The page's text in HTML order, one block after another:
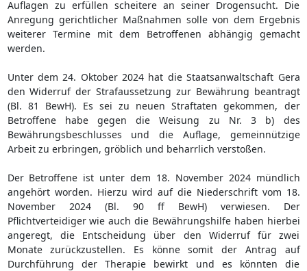
Auflagen zu erfüllen scheitere an seiner Drogensucht. Die
Anregung gerichtlicher Maßnahmen solle von dem Ergebnis
weiterer Termine mit dem Betroffenen abhängig gemacht
werden.
Unter dem 24. Oktober 2024 hat die Staatsanwaltschaft Gera
den Widerruf der Strafaussetzung zur Bewährung beantragt
(Bl. 81 BewH). Es sei zu neuen Straftaten gekommen, der
Betroffene habe gegen die Weisung zu Nr. 3 b) des
Bewährungsbeschlusses und die Auflage, gemeinnützige
Arbeit zu erbringen, gröblich und beharrlich verstoßen.
Der Betroffene ist unter dem 18. November 2024 mündlich
angehört worden. Hierzu wird auf die Niederschrift vom 18.
November 2024 (Bl. 90 ff BewH) verwiesen. Der
Pflichtverteidiger wie auch die Bewährungshilfe haben hierbei
angeregt, die Entscheidung über den Widerruf für zwei
Monate zurückzustellen. Es könne somit der Antrag auf
Durchführung der Therapie bewirkt und es könnten die